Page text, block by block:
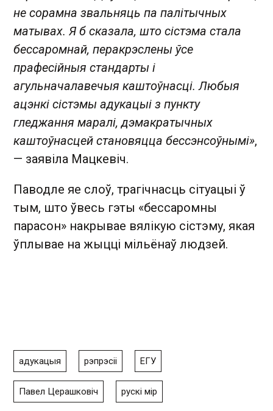
не сорамна звальняць па палітычных
матывах. Я б сказала, што сістэма стала
бессаромнай, перакрэслены ўсе
прафесійныя стандарты і
агульначалавечыя каштоўнасці. Любыя
ацэнкі сістэмы адукацыі з пункту
гледжання маралі, дэмакратычных
каштоўнасцей становяцца бессэнсоўнымі»,
— заявіла Мацкевіч.
Паводле яе слоў, трагічнасць сітуацыі ў
тым, што ўвесь гэты «бессаромны
парасон» накрывае вялікую сістэму, якая
ўплывае на жыцці мільёнаў людзей.
адукацыя рэпрэсіі ЕГУ
Павел Церашковіч рускі мір